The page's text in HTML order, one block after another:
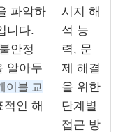
파악하
니다.
안정
알아두
이블 교
적인 해
시지 해
석 능
력, 문
제 해결
을 위한
단계별
접근 방